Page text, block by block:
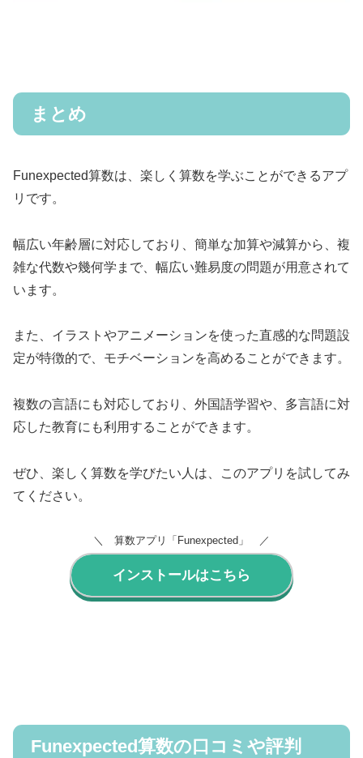
まとめ
Funexpected算数は、楽しく算数を学ぶことができるアプ
リです。
幅広い年齢層に対応しており、簡単な加算や減算から、複
雑な代数や幾何学まで、幅広い難易度の問題が用意されて
います。
また、イラストやアニメーションを使った直感的な問題設
定が特徴的で、モチベーションを高めることができます。
複数の言語にも対応しており、外国語学習や、多言語に対
応した教育にも利用することができます。
ぜひ、楽しく算数を学びたい人は、このアプリを試してみ
てください。
＼ 算数アプリ「Funexpected」 ／
インストールはこちら
Funexpected算数の口コミや評判